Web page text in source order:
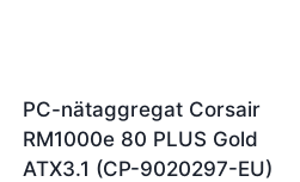
PC-nätaggregat Corsair
RM1000e 80 PLUS Gold
ATX3.1 (CP-9020297-EU)